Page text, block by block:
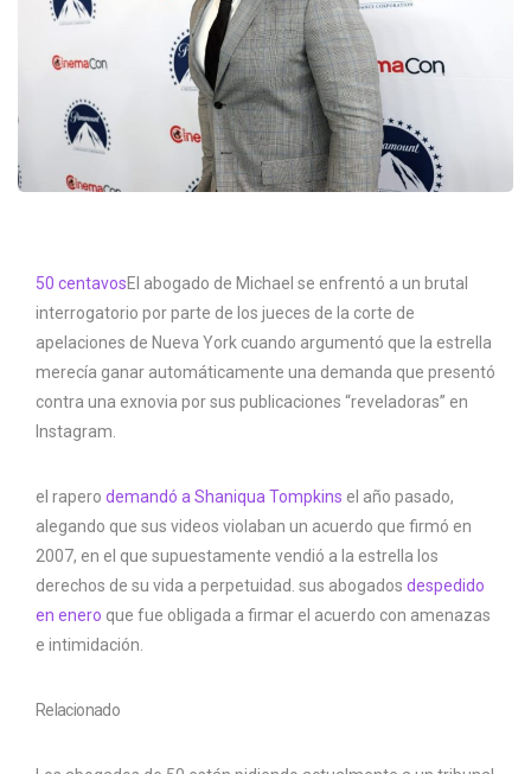
50 centavosEl abogado de Michael se enfrentó a un brutal
interrogatorio por parte de los jueces de la corte de
apelaciones de Nueva York cuando argumentó que la estrella
merecía ganar automáticamente una demanda que presentó
contra una exnovia por sus publicaciones “reveladoras” en
Instagram.
el rapero demandó a Shaniqua Tompkins el año pasado,
alegando que sus videos violaban un acuerdo que firmó en
2007, en el que supuestamente vendió a la estrella los
derechos de su vida a perpetuidad. sus abogados despedido
en enero que fue obligada a firmar el acuerdo con amenazas
e intimidación.
Relacionado